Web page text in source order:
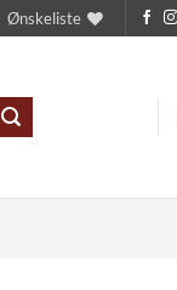
Ønskeliste